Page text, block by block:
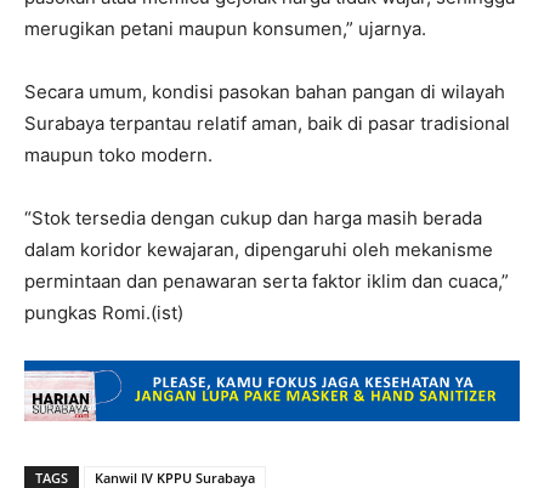
merugikan petani maupun konsumen,” ujarnya.
Secara umum, kondisi pasokan bahan pangan di wilayah
Surabaya terpantau relatif aman, baik di pasar tradisional
maupun toko modern.
“Stok tersedia dengan cukup dan harga masih berada
dalam koridor kewajaran, dipengaruhi oleh mekanisme
permintaan dan penawaran serta faktor iklim dan cuaca,”
pungkas Romi.(ist)
TAGS Kanwil IV KPPU Surabaya